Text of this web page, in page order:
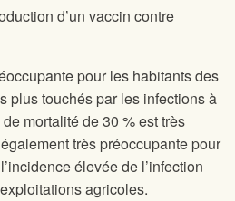
d’un vaccin contre
pour les habitants des
plus touchés par les infections à
mortalité de 30 % est très
très préoccupante pour
élevée de l’infection
agricoles.